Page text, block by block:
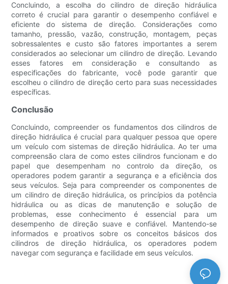
Concluindo, a escolha do cilindro de direção hidráulica
correto é crucial para garantir o desempenho confiável e
eficiente do sistema de direção. Considerações como
tamanho, pressão, vazão, construção, montagem, peças
sobressalentes e custo são fatores importantes a serem
considerados ao selecionar um cilindro de direção. Levando
esses fatores em consideração e consultando as
especificações do fabricante, você pode garantir que
escolheu o cilindro de direção certo para suas necessidades
específicas.
Conclusão
Concluindo, compreender os fundamentos dos cilindros de
direção hidráulica é crucial para qualquer pessoa que opere
um veículo com sistemas de direção hidráulica. Ao ter uma
compreensão clara de como estes cilindros funcionam e do
papel que desempenham no controlo da direção, os
operadores podem garantir a segurança e a eficiência dos
seus veículos. Seja para compreender os componentes de
um cilindro de direção hidráulica, os princípios da potência
hidráulica ou as dicas de manutenção e solução de
problemas, esse conhecimento é essencial para um
desempenho de direção suave e confiável. Mantendo-se
informados e proativos sobre os conceitos básicos dos
cilindros de direção hidráulica, os operadores podem
navegar com segurança e facilidade em seus veículos.